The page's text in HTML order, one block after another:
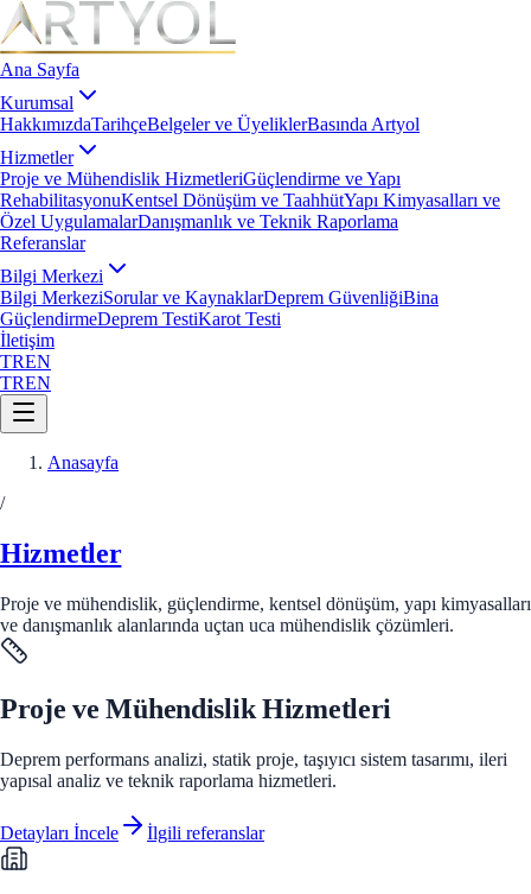
Ana Sayfa
Kurumsal
HakkımızdaTarihçeBelgeler ve ÜyeliklerBasında Artyol
Hizmetler
Proje ve Mühendislik HizmetleriGüçlendirme ve Yapı
RehabilitasyonuKentsel Dönüşüm ve TaahhütYapı Kimyasalları ve
Özel UygulamalarDanışmanlık ve Teknik Raporlama
Referanslar
Bilgi Merkezi
Bilgi MerkeziSorular ve KaynaklarDeprem GüvenliğiBina
GüçlendirmeDeprem TestiKarot Testi
İletişim
TREN
TREN
Anasayfa
/
Hizmetler
Proje ve mühendislik, güçlendirme, kentsel dönüşüm, yapı kimyasalları
ve danışmanlık alanlarında uçtan uca mühendislik çözümleri.
Proje ve Mühendislik Hizmetleri
Deprem performans analizi, statik proje, taşıyıcı sistem tasarımı, ileri
yapısal analiz ve teknik raporlama hizmetleri.
Detayları İncele İlgili referanslar